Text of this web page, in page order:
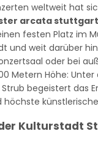
weltweit hat
arcata stuttgart
festen Platz im
und weit darüber
oder bei
Metern Höhe: Unter
begeistert das
höchste
Kulturstadt